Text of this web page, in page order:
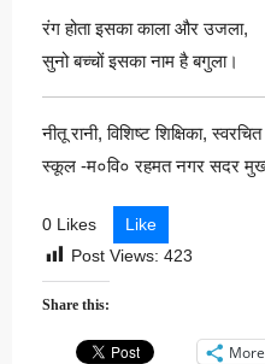
रंग होता इसका काला और उजला,
सुनो बच्चों इसका नाम है बगुला।
नीतू रानी, विशिष्ट शिक्षिका,
स्कूल -म०वि० रहमत नगर सदर
0 Likes
Like
Post Views: 423
Share this:
More